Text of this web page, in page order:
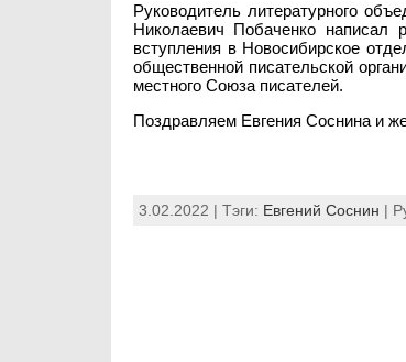
Руководитель литературного
Николаевич Побаченко написал
вступления в Новосибирское
общественной писательской
местного Союза писателей.
Поздравляем Евгения Соснина и
3.02.2022 | Тэги: Евгений Соснин |